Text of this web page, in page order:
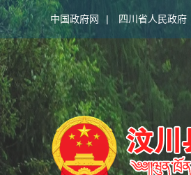
中国政府网 | 四川省人民政府